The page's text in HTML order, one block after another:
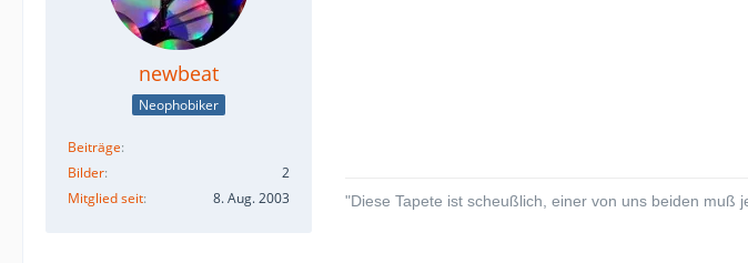
newbeat
Neophobiker
Beiträge
Bilder
2
Mitglied seit
8. Aug. 2003 "Diese Tapete ist scheußlich, einer von uns beiden muß